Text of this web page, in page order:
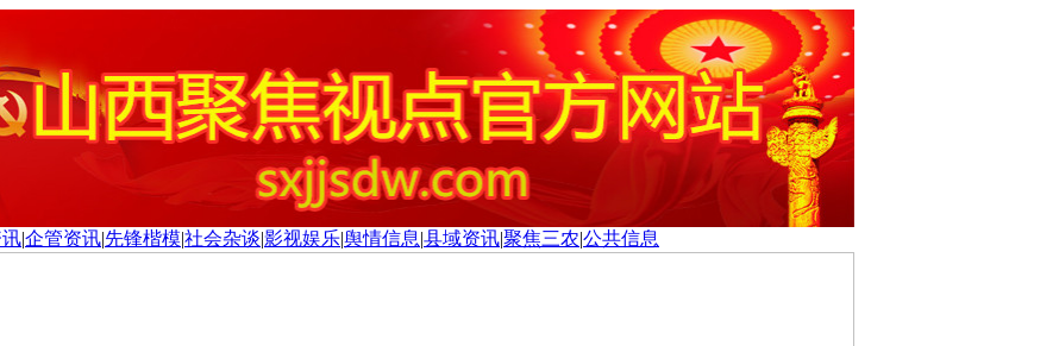
|企管资讯|先锋楷模|社会杂谈|影视娱乐|舆情信息|县域资讯|聚焦三农|公共信息